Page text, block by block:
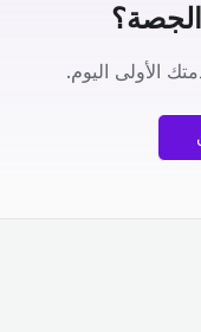
الأولى اليوم.